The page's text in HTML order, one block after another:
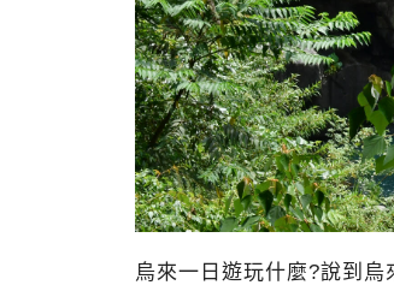
烏來一日遊玩什麼?說到